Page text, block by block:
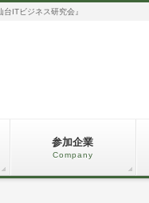
ITビジネス研究会』
参加企業
Company